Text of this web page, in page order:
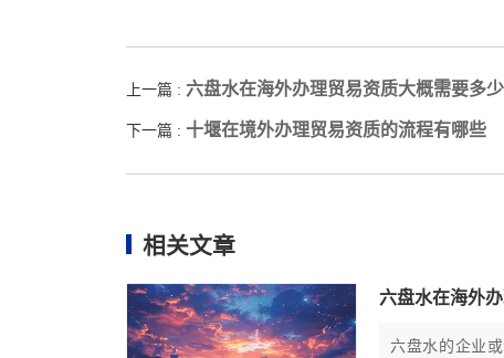
上一篇 : 六盘水在海外办理贸易资质大概需要多少
下一篇 : 十堰在境外办理贸易资质的流程有哪些
相关文章
六盘水在海外
六盘水的企业